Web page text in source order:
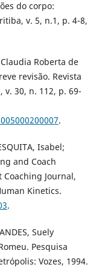
do corpo:
v. 5, n.1, p. 4-8,
Roberta de
revisão. Revista
v. 30, n. 112, p. 69-
.
Isabel;
and Coach
Journal,
Kinetics.
.
Suely
Pesquisa
Vozes, 1994.